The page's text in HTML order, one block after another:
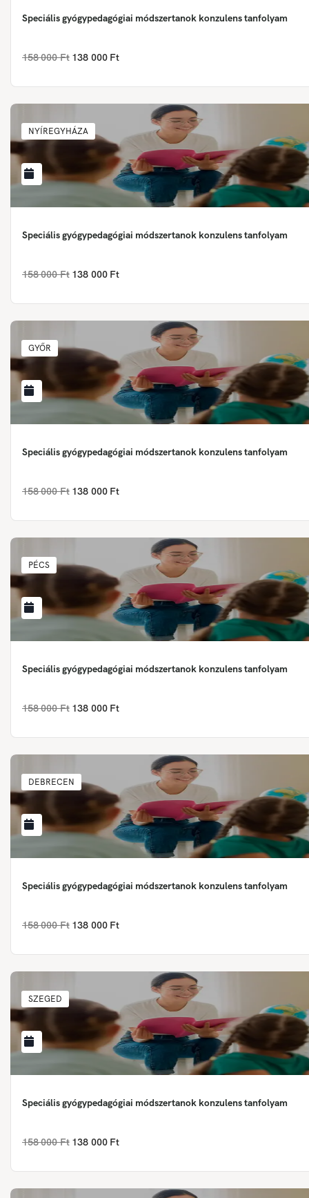
Speciális gyógypedagógiai módszertanok konzulens tanfolyam
158 000 Ft 138 000 Ft
NYÍREGYHÁZA
Speciális gyógypedagógiai módszertanok konzulens tanfolyam
158 000 Ft 138 000 Ft
GYŐR
Speciális gyógypedagógiai módszertanok konzulens tanfolyam
158 000 Ft 138 000 Ft
PÉCS
Speciális gyógypedagógiai módszertanok konzulens tanfolyam
158 000 Ft 138 000 Ft
DEBRECEN
Speciális gyógypedagógiai módszertanok konzulens tanfolyam
158 000 Ft 138 000 Ft
SZEGED
Speciális gyógypedagógiai módszertanok konzulens tanfolyam
158 000 Ft 138 000 Ft